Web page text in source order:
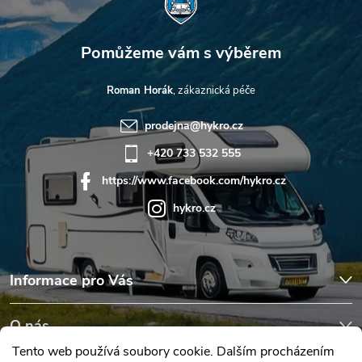
Tento web používá soubory cookie. Dalším procházením
Informace pro Vás
O nás
Roman Horák
prodejna@hykro.cz
+420 733 532 555
https://www.facebook.com/hykro.cz
hykro.cz